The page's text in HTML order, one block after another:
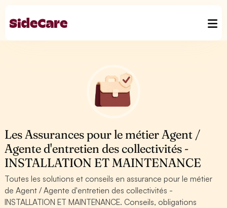
Les Assurances pour le métier Agent /
Agente d'entretien des collectivités -
INSTALLATION ET MAINTENANCE
Toutes les solutions et conseils en assurance pour le métier
de Agent / Agente d'entretien des collectivités -
INSTALLATION ET MAINTENANCE. Conseils, obligations